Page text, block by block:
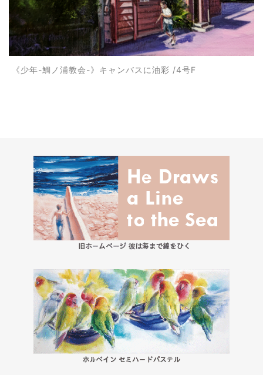
《少年-鯛ノ浦教会-》キャンバスに油彩 /4号F